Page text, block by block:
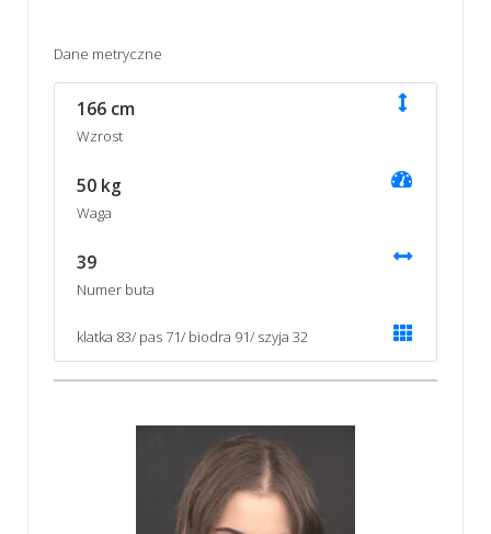
Dane metryczne
166 cm
Wzrost
50 kg
Waga
39
Numer buta
klatka 83/ pas 71/ biodra 91/ szyja 32